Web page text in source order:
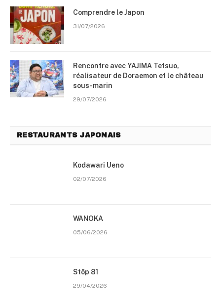
Comprendre le Japon
31/07/2026
Rencontre avec YAJIMA Tetsuo,
réalisateur de Doraemon et le château
sous-marin
29/07/2026
RESTAURANTS JAPONAIS
Kodawari Ueno
02/07/2026
WANOKA
05/06/2026
Stōp 81
29/04/2026